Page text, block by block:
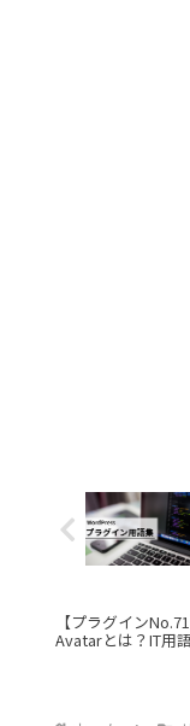
【プラグイン
Avatarとは？IT用